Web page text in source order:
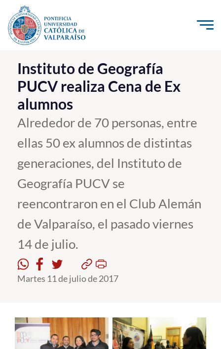
Click acá para ir directamente al contenido
La Universidad
Investigación, Creación e Innovación
PUCV Internacional
Vinculación con el Medio
Estudiantes
Académicos
Funcionarios
English
Instituto de Geografía
PUCV realiza Cena de Ex
alumnos
Alrededor de 70 personas, entre
ellas 50 ex alumnos de distintas
generaciones, del Instituto de
Geografía PUCV se
reencontraron en el Club Alemán
de Valparaíso, el pasado viernes
14 de julio.
Martes 11 de julio de 2017